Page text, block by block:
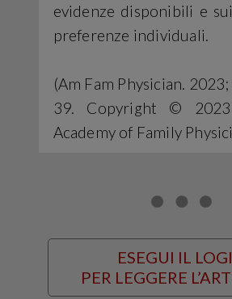
evidenze disponibili e
preferenze individuali.
(Am Fam Physician.
39. Copyright © 2023
Academy of Family
ESEGUI IL
PER LEGGERE